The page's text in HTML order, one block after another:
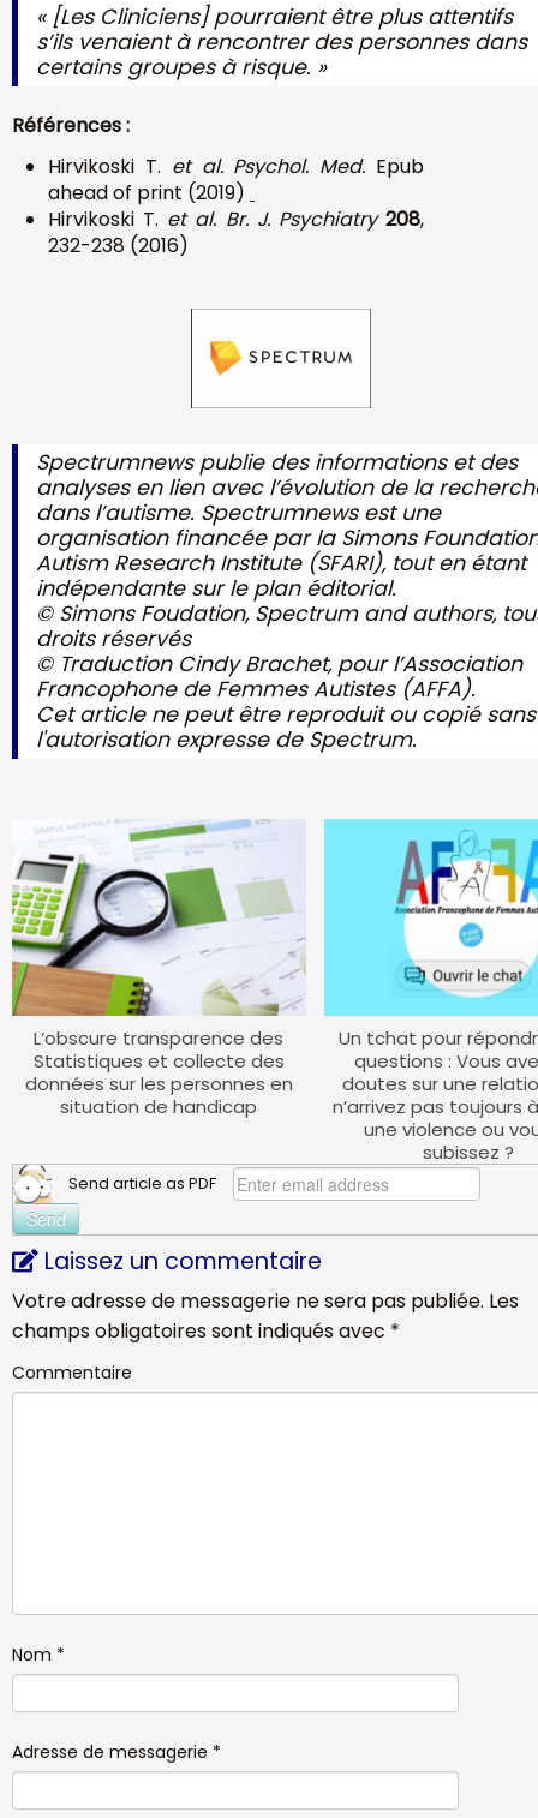
« [Les Cliniciens] pourraient être plus attentifs
s’ils venaient à rencontrer des personnes dans
certains groupes à risque. »
Références :
Hirvikoski T. et al. Psychol. Med. Epub
ahead of print (2019)
Hirvikoski T. et al. Br. J. Psychiatry 208,
232-238 (2016)
Spectrumnews publie des informations et des
analyses en lien avec l’évolution de la
dans l’autisme. Spectrumnews est une
organisation financée par la Simons
Autism Research Institute (SFARI), tout en étant
indépendante sur le plan éditorial.
© Simons Foudation, Spectrum and authors,
droits réservés
© Traduction Cindy Brachet, pour l’Association
Francophone de Femmes Autistes (AFFA).
Cet article ne peut être reproduit ou copié sans
l'autorisation expresse de Spectrum.
L’obscure transparence des
Statistiques et collecte des
données sur les personnes en
situation de handicap
Un tchat pour
questions : Vous
doutes sur une
n’arrivez pas toujours
une violence ou
subissez ?
Send article as PDF
Laissez un commentaire
Votre adresse de messagerie ne sera pas publiée. Les
champs obligatoires sont indiqués avec *
Commentaire
Nom *
Adresse de messagerie *